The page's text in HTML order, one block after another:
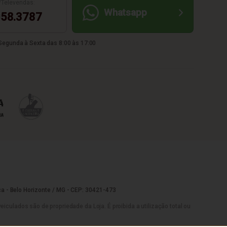
Whatsapp
à Sexta das 8:00 às 17:00
- Belo Horizonte / MG - CEP: 30421-473